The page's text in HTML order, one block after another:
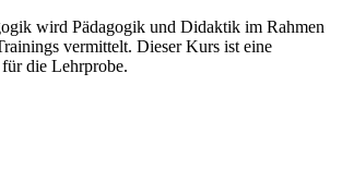
wird Pädagogik und Didaktik im Rahmen
vermittelt. Dieser Kurs ist eine
die Lehrprobe.